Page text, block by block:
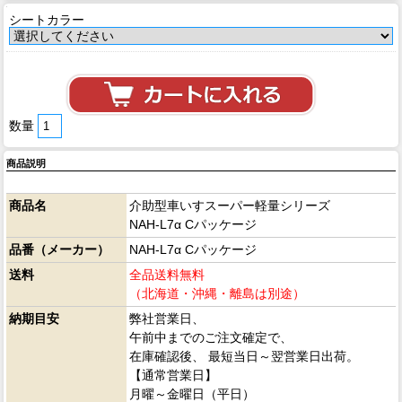
シートカラー
数量
商品説明
商品名
介助型車いすスーパー軽量シリーズ
NAH-L7α Cパッケージ
品番（メーカー）
NAH-L7α Cパッケージ
送料
全品送料無料
（北海道・沖縄・離島は別途）
納期目安
弊社営業日、
午前中までのご注文確定で、
在庫確認後、 最短当日～翌営業日出荷。
【通常営業日】
月曜～金曜日（平日）